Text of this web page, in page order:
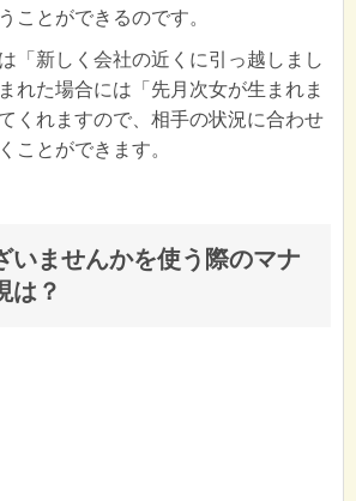
ことができるのです。
「新しく会社の近くに引っ越しまし
れた場合には「先月次女が生まれま
くれますので、相手の状況に合わせ
ことができます。
いませんかを使う際のマナ
は？